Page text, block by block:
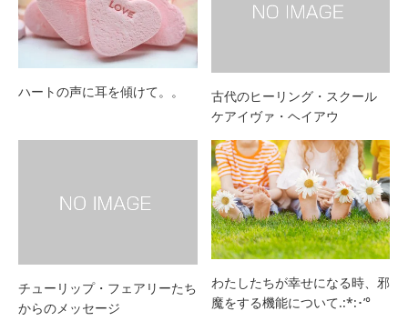
ハートの声に耳を傾けて。。
古代のヒーリング・スクール
ケアイヴァ・ヘイアウ
チューリップ・フェアリーたち
からのメッセージ
わたしたちが幸せになる時、邪
魔をする機能について.:*:･’°